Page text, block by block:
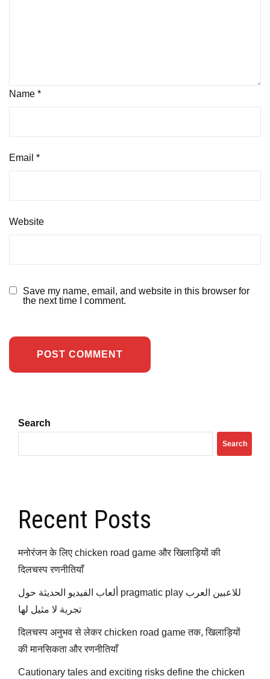
Name *
Email *
Website
Save my name, email, and website in this browser for
the next time I comment.
Search
Search
Recent Posts
मनोरंजन के लिए chicken road game और खिलाड़ियों की
दिलचस्प रणनीतियाँ
ألعاب الفيديو الحديثة حول pragmatic play للاعبين العرب
تجربة لا مثيل لها
दिलचस्प अनुभव से लेकर chicken road game तक, खिलाड़ियों
की मानसिकता और रणनीतियाँ
Cautionary tales and exciting risks define the chicken